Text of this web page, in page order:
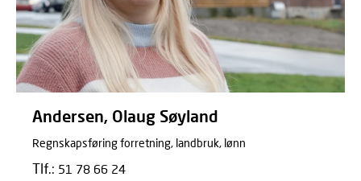
Andersen, Olaug Søyland
Regnskapsføring forretning, landbruk, lønn
Tlf.: 51 78 66 24